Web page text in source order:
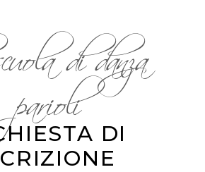
di danza
parioli
DI